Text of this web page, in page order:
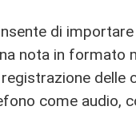
di importare
nota in formato
delle
come audio,